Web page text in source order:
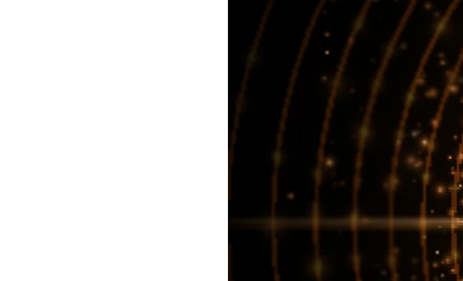
Mein Konto
Folgen Sie uns